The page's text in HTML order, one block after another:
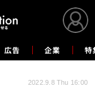
広告 企業 特
2022.9.8 Thu 16:00